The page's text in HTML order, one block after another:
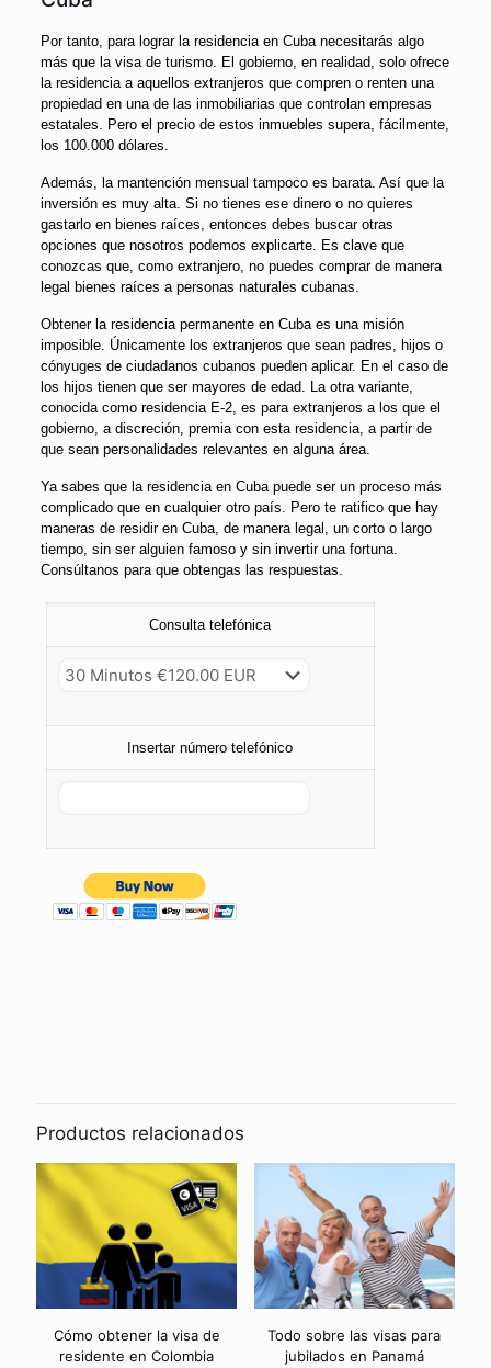
Por tanto, para lograr la residencia en Cuba necesitarás algo
más que la visa de turismo. El gobierno, en realidad, solo ofrece
la residencia a aquellos extranjeros que compren o renten una
propiedad en una de las inmobiliarias que controlan empresas
estatales. Pero el precio de estos inmuebles supera, fácilmente,
los 100.000 dólares.
Además, la mantención mensual tampoco es barata. Así que la
inversión es muy alta. Si no tienes ese dinero o no quieres
gastarlo en bienes raíces, entonces debes buscar otras
opciones que nosotros podemos explicarte. Es clave que
conozcas que, como extranjero, no puedes comprar de manera
legal bienes raíces a personas naturales cubanas.
Obtener la residencia permanente en Cuba es una misión
imposible. Únicamente los extranjeros que sean padres, hijos o
cónyuges de ciudadanos cubanos pueden aplicar. En el caso de
los hijos tienen que ser mayores de edad. La otra variante,
conocida como residencia E-2, es para extranjeros a los que el
gobierno, a discreción, premia con esta residencia, a partir de
que sean personalidades relevantes en alguna área.
Ya sabes que la residencia en Cuba puede ser un proceso más
complicado que en cualquier otro país. Pero te ratifico que hay
maneras de residir en Cuba, de manera legal, un corto o largo
tiempo, sin ser alguien famoso y sin invertir una fortuna.
Consúltanos para que obtengas las respuestas.
Consulta telefónica
Insertar número telefónico
Productos relacionados
Cómo obtener la visa de
residente en Colombia
Todo sobre las visas para
jubilados en Panamá